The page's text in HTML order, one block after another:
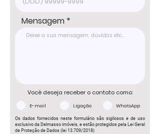
Mensagem
Você deseja receber o contato como:
E-mail Ligação WhatsApp
Os dados fornecidos neste formulário são sigilosos e de uso
exclusivo da Delmasso imóveis, e estão protegidos pela Lei Geral
de Proteção de Dados (lei 13.709/2018)